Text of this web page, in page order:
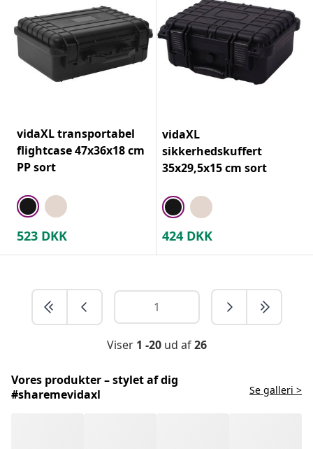
vidaXL transportabel
flightcase 47x36x18 cm
PP sort
523 DKK
vidaXL
sikkerhedskuffert
35x29,5x15 cm sort
424 DKK
Viser 1 -20ud af26
Vores produkter – stylet af dig
#sharemevidaxl
Se galleri >